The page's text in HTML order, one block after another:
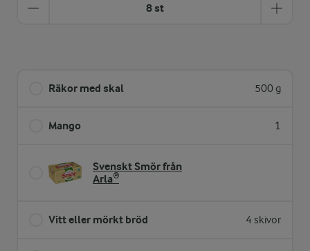
8 st
Räkor med skal 500 g
Mango 1
Svenskt Smör från
Arla®
Vitt eller mörkt bröd 4 skivor